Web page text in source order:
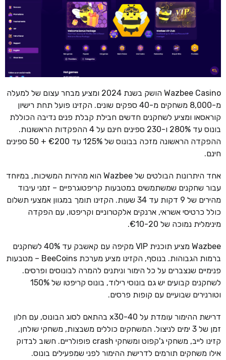
Wazbee Casino הושק בשנת 2024 ומציע מבחר עצום של למעלה
מ-8,000 משחקים מ-40 ספקים שונים. הקזינו פועל תחת רישיון
קוראסאו ומציע לשחקנים חדשים חבילת קבלת פנים נדיבה הכוללת
בונוס עד 280% ו-230 ספינים חינם על 4 ההפקדות הראשונות.
ההפקדה הראשונה מזכה בבונוס של 125% עד €200 + 50 ספינים
חינם.
אחד היתרונות הבולטים של Wazbee הוא מהירות המשיכות, במיוחד
עבור שחקנים שמשתמשים במטבעות קריפטוגרפיים – זמני עיבוד
מהירים של 9 דקות עד 34 שעות. הקזינו תומך במגוון אמצעי תשלום
כולל כרטיסי אשראי, ארנקים אלקטרוניים וקריפטו, עם הפקדה
מינימלית נמוכה של €10-20.
Wazbee מציע תוכנית VIP מקיפה עם קאשבק עד 40% לשחקנים
ברמות הגבוהות. בנוסף, הקזינו מציע מערכת BeeCoins – מטבעות
פנימיים שנצברים על כל הימור וניתנים להמרה לבונוסים ופרסים.
לשחקנים קבועים יש גם בונוסי רילוד, בונוס קריפטו של 150%
וטורנירים שבועיים עם קופות פרסים.
דרישת ההימור עומדת על x30-40 בהתאם לסוג הבונוס, עם חלון
זמן של 3 ימים לניצול. המשחקים כוללים משבצות, משחקי שולחן,
קזינו לייב, משחקי ג'קפוט ומשחקי crash פופולריים. חשוב לבדוק
אילו משחקים תורמים לדרישת ההימור לפני שמפעילים בונוס.